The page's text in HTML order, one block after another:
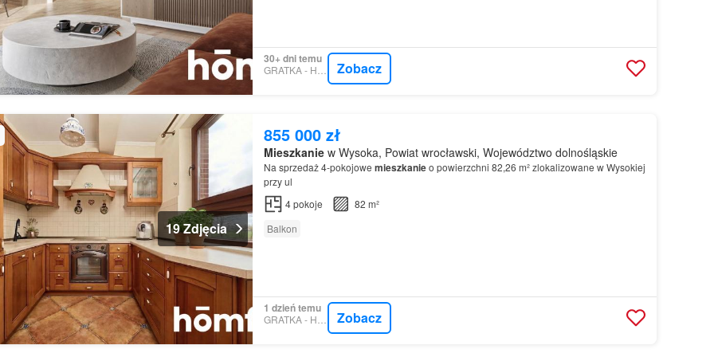
30+ dni temu
Zobacz
19 Zdjęcia
855 000 zł
Mieszkaniew Wysoka, Powiat wrocławski, Województwo dolnośląskie
Na sprzedaż 4-pokojowe mieszkanieo powierzchni 82,26 m² zlokalizowane w Wysokiej
przy ul
4pokoje
82 m²
Balkon
1 dzień temu
Zobacz